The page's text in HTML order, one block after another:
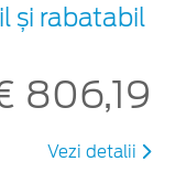
și rabatabil
806,19
Vezi detalii